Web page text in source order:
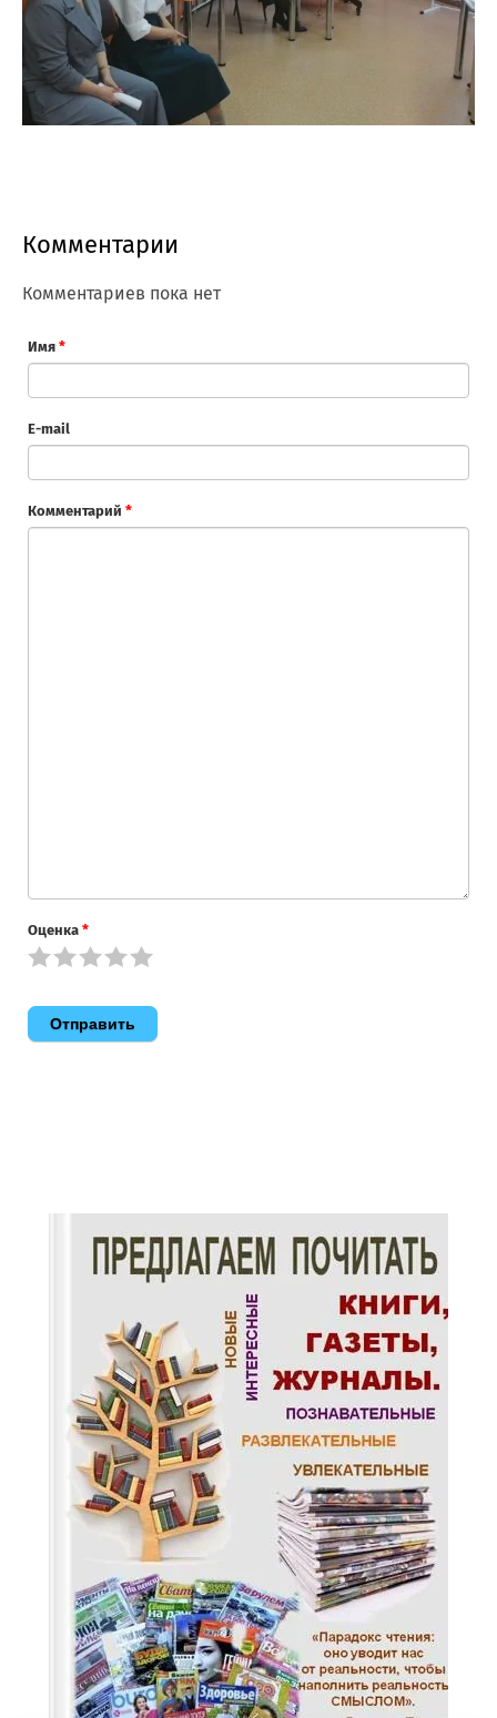
Комментарии
Комментариев пока нет
Имя *
E-mail
Комментарий *
Оценка *
Отправить